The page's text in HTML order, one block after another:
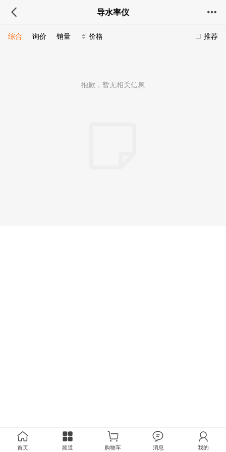
导水率仪
推荐
综合 询价 销量 价格
抱歉，暂无相关信息
首页 频道 购物车 消息 我的